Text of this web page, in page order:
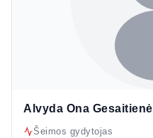
Alvyda Ona Gesaitienė
Šeimos gydytojas